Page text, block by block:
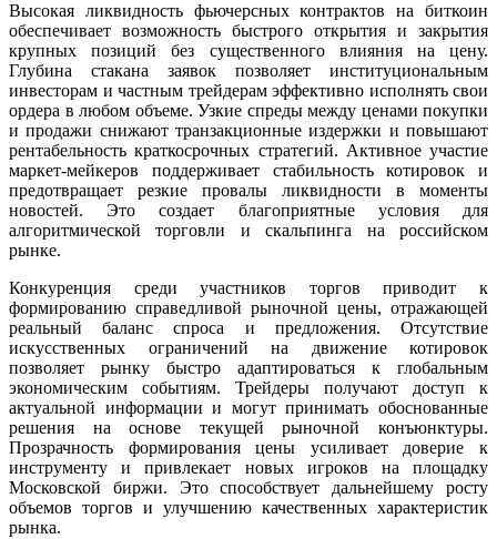
Высокая ликвидность фьючерсных контрактов на биткоин
обеспечивает возможность быстрого открытия и закрытия
крупных позиций без существенного влияния на цену.
Глубина стакана заявок позволяет институциональным
инвесторам и частным трейдерам эффективно исполнять свои
ордера в любом объеме. Узкие спреды между ценами покупки
и продажи снижают транзакционные издержки и повышают
рентабельность краткосрочных стратегий. Активное участие
маркет-мейкеров поддерживает стабильность котировок и
предотвращает резкие провалы ликвидности в моменты
новостей. Это создает благоприятные условия для
алгоритмической торговли и скальпинга на российском
рынке.
Конкуренция среди участников торгов приводит к
формированию справедливой рыночной цены, отражающей
реальный баланс спроса и предложения. Отсутствие
искусственных ограничений на движение котировок
позволяет рынку быстро адаптироваться к глобальным
экономическим событиям. Трейдеры получают доступ к
актуальной информации и могут принимать обоснованные
решения на основе текущей рыночной конъюнктуры.
Прозрачность формирования цены усиливает доверие к
инструменту и привлекает новых игроков на площадку
Московской биржи. Это способствует дальнейшему росту
объемов торгов и улучшению качественных характеристик
рынка.